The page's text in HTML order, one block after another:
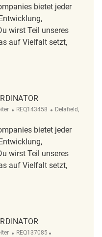
bietet jeder
wirst Teil unseres
auf Vielfalt setzt,
REQ141741
ReqId
REQ143458 Ort
Delafield,
bietet jeder
wirst Teil unseres
auf Vielfalt setzt,
REQ143458
ReqId
REQ137085